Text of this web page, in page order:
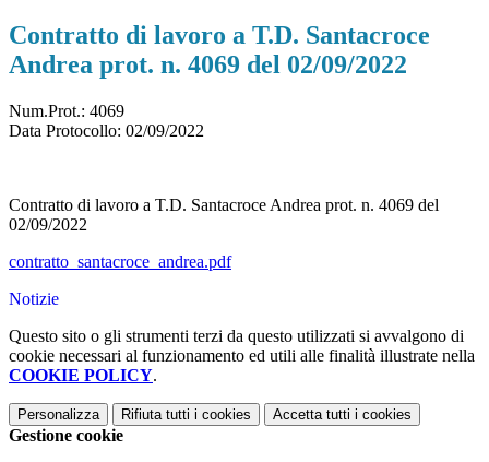
Contratto di lavoro a T.D. Santacroce
Andrea prot. n. 4069 del 02/09/2022
Num.Prot.: 4069
Data Protocollo: 02/09/2022
Contratto di lavoro a T.D. Santacroce Andrea prot. n. 4069 del
02/09/2022
contratto_santacroce_andrea.pdf
Notizie
Questo sito o gli strumenti terzi da questo utilizzati si avvalgono di
cookie necessari al funzionamento ed utili alle finalità illustrate nella
COOKIE POLICY.
Personalizza Rifiuta tutti i cookies Accetta tutti i cookies
Gestione cookie